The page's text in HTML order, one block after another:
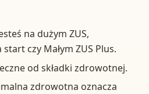
na dużym ZUS,
czy Małym ZUS Plus.
od składki zdrowotnej.
zdrowotna oznacza